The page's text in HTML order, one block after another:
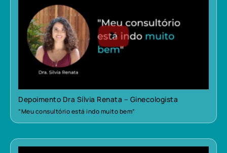
Depoimento Dra Sílvia Renata – Ginecologista
“Meu consultório está indo muito bem”